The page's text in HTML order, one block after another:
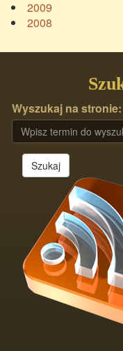
2009
2008
Wyszukaj na stronie:
Szukaj